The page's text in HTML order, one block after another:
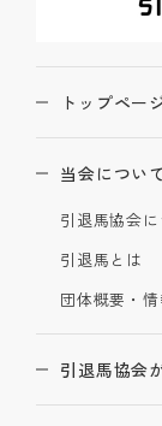
トップペー
当会について
引退馬協会に
引退馬とは
団体概要・
引退馬協会